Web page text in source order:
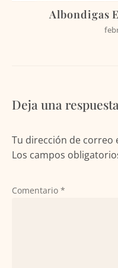
Albondigas
Deja una respuesta
Tu dirección de correo
Los campos
Comentario *